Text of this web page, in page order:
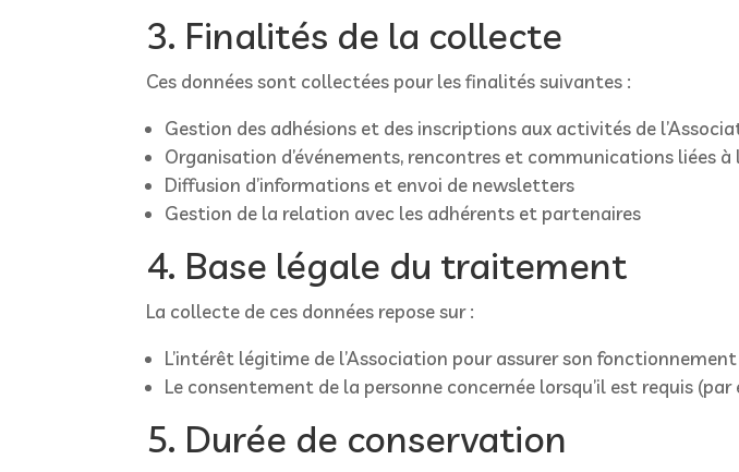
3. Finalités de la collecte
Ces données sont collectées pour les finalités suivantes :
Gestion des adhésions et des inscriptions aux activités de
Organisation d’événements, rencontres et communications liées
Diffusion d’informations et envoi de newsletters
Gestion de la relation avec les adhérents et partenaires
4. Base légale du traitement
La collecte de ces données repose sur :
L’intérêt légitime de l’Association pour assurer son
Le consentement de la personne concernée lorsqu’il est requis
5. Durée de conservation